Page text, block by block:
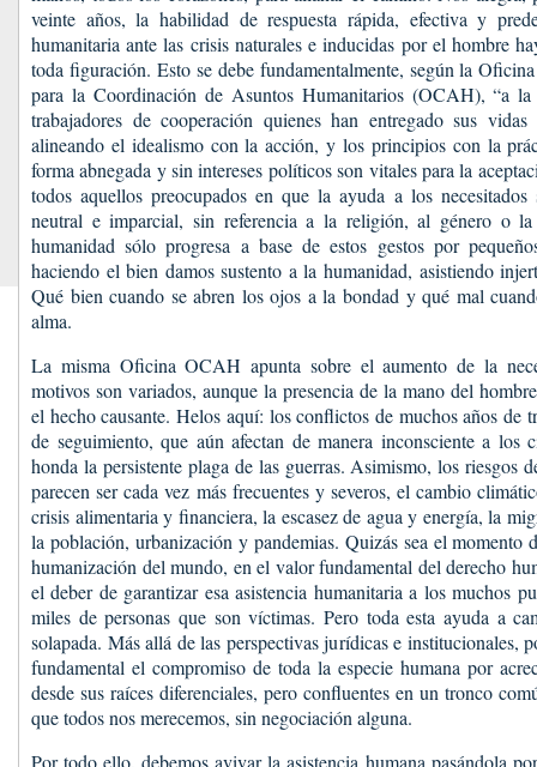
veinte años, la habilidad de respuesta rápida, efectiva y
humanitaria ante las crisis naturales e inducidas por el hombre
toda figuración. Esto se debe fundamentalmente, según la
para la Coordinación de Asuntos Humanitarios (OCAH), “a
trabajadores de cooperación quienes han entregado sus
alineando el idealismo con la acción, y los principios con la
forma abnegada y sin intereses políticos son vitales para la
todos aquellos preocupados en que la ayuda a los necesitados
neutral e imparcial, sin referencia a la religión, al género o
humanidad sólo progresa a base de estos gestos por
haciendo el bien damos sustento a la humanidad, asistiendo
Qué bien cuando se abren los ojos a la bondad y qué mal
alma.
La misma Oficina OCAH apunta sobre el aumento de la
motivos son variados, aunque la presencia de la mano del
el hecho causante. Helos aquí: los conflictos de muchos años de
de seguimiento, que aún afectan de manera inconsciente a los
honda la persistente plaga de las guerras. Asimismo, los riesgos
parecen ser cada vez más frecuentes y severos, el cambio
crisis alimentaria y financiera, la escasez de agua y energía, la
la población, urbanización y pandemias. Quizás sea el momento
humanización del mundo, en el valor fundamental del derecho
el deber de garantizar esa asistencia humanitaria a los muchos
miles de personas que son víctimas. Pero toda esta ayuda a
solapada. Más allá de las perspectivas jurídicas e institucionales,
fundamental el compromiso de toda la especie humana por
desde sus raíces diferenciales, pero confluentes en un tronco
que todos nos merecemos, sin negociación alguna.
Por todo ello, debemos avivar la asistencia humana pasándola